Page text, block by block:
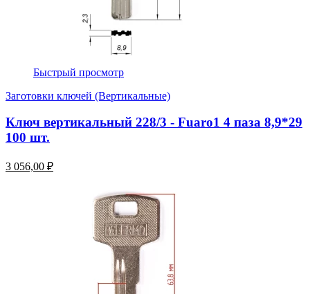
Быстрый просмотр
Заготовки ключей (Вертикальные)
Ключ вертикальный 228/3 - Fuaro1 4 паза 8,9*29
100 шт.
3 056,00 ₽